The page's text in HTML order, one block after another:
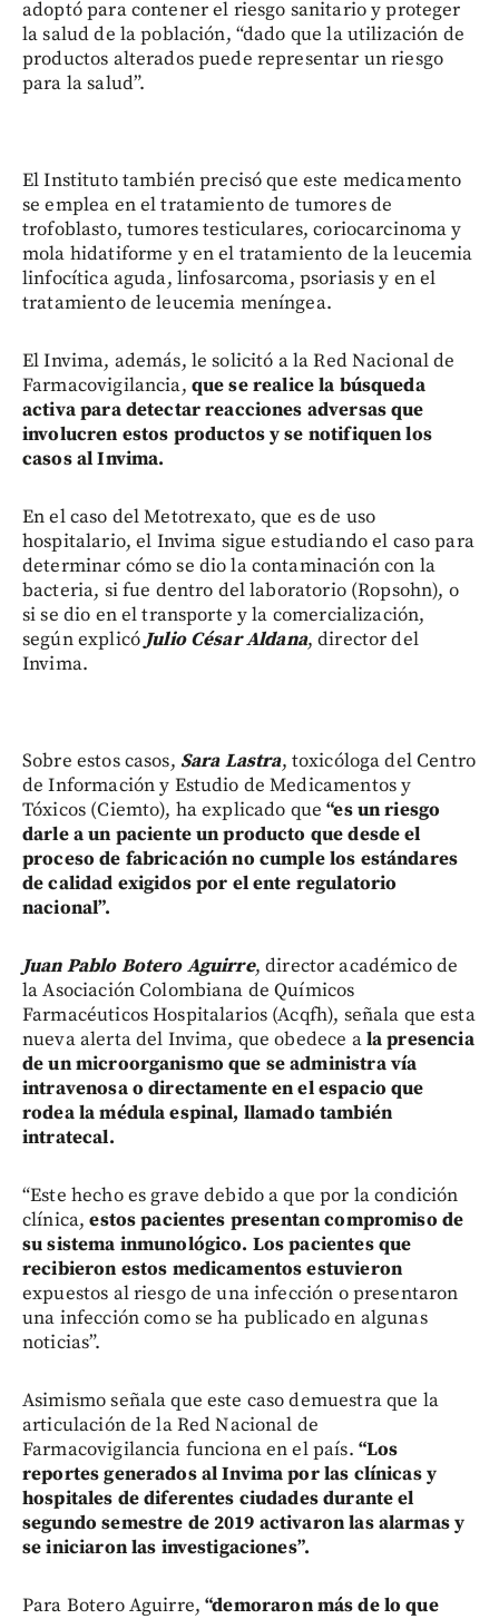
adoptó para contener el riesgo sanitario y proteger
la salud de la población, “dado que la utilización de
productos alterados puede representar un riesgo
para la salud”.
El Instituto también precisó que este medicamento
se emplea en el tratamiento de tumores de
trofoblasto, tumores testiculares, coriocarcinoma y
mola hidatiforme y en el tratamiento de la leucemia
linfocítica aguda, linfosarcoma, psoriasis y en el
tratamiento de leucemia meníngea.
El Invima, además, le solicitó a la Red Nacional de
Farmacovigilancia, que se realice la búsqueda
activa para detectar reacciones adversas que
involucren estos productos y se notifiquen los
casos al Invima.
En el caso del Metotrexato, que es de uso
hospitalario, el Invima sigue estudiando el caso para
determinar cómo se dio la contaminación con la
bacteria, si fue dentro del laboratorio (Ropsohn), o
si se dio en el transporte y la comercialización,
según explicóJulio César Aldana, director del
Invima.
Sobre estos casos, Sara Lastra, toxicóloga del Centro
de Información y Estudio de Medicamentos y
Tóxicos (Ciemto), ha explicado que“es un riesgo
darle a un paciente un producto que desde el
proceso de fabricación no cumple los estándares
de calidad exigidos por el ente regulatorio
nacional”.
Juan Pablo Botero Aguirre, director académico de
la Asociación Colombiana de Químicos
Farmacéuticos Hospitalarios (Acqfh), señala que esta
nueva alerta del Invima, que obedece ala presencia
de un microorganismo que se administra vía
intravenosa o directamente en el espacio que
rodea la médula espinal, llamado también
intratecal.
“Este hecho es grave debido a que por la condición
clínica,estos pacientes presentan compromiso de
su sistema inmunológico. Los pacientes que
recibieron estos medicamentos estuvieron
expuestos al riesgo de una infección o presentaron
una infección como se ha publicado en algunas
noticias”.
Asimismo señala que este caso demuestra que la
articulación de la Red Nacional de
Farmacovigilancia funciona en el país. “Los
reportes generados al Invima por las clínicas y
hospitales de diferentes ciudades durante el
segundo semestre de 2019 activaron las alarmas y
se iniciaron las investigaciones”.
Para Botero Aguirre, “demoraron más de lo que